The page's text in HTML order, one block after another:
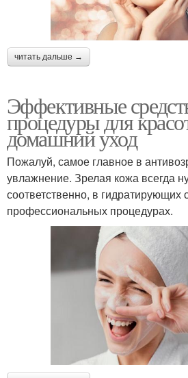
читать дальше →
Эффективные
процедуры для
домашний уход
Пожалуй, самое главное в
увлажнение. Зрелая кожа всегда
соответственно, в гидратирующих
профессиональных процедурах.